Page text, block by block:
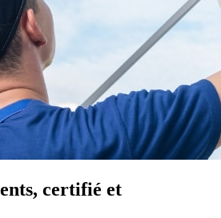
certifié et